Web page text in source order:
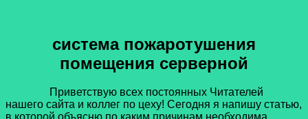
система пожаротушения
помещения серверной
Приветствую всех постоянных Читателей
нашего сайта и коллег по цеху! Сегодня я напишу статью,